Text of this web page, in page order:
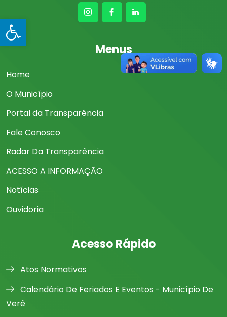
Open toolbar
Menus
Home
O Município
Portal da Transparência
Fale Conosco
Radar Da Transparência
ACESSO A INFORMAÇÃO
Notícias
Ouvidoria
Acesso Rápido
Atos Normativos
Calendário De Feriados E Eventos - Município De
Verê